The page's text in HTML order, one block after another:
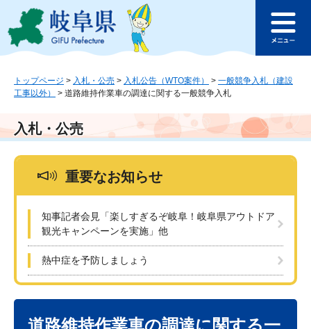
ジ
ュ
本
このページの本文へ
ュ
トップページ > 入札・公売 > 入札公告（WTO案件） > 一般競争入札（建設
工事以外）
> 道路維持作業車の調達に関する一般競争入札
入札・公売
重要なお知らせ
知事記者会見「楽しすぎるぞ岐阜！岐阜県アウトドア
観光キャンペーンを実施」他
熱中症を予防しましょう